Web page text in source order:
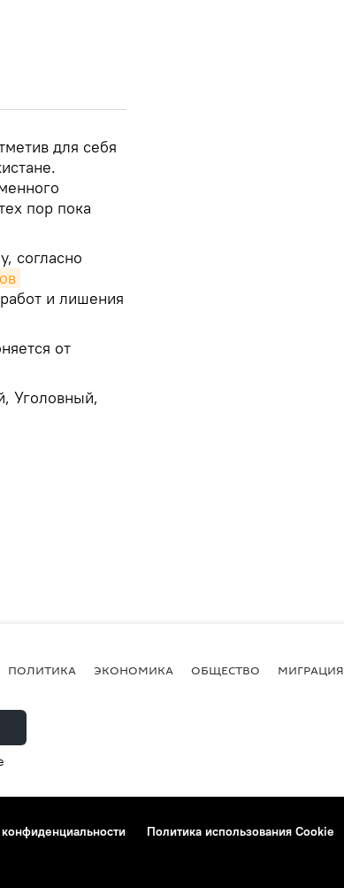
для себя
пор пока
согласно
и лишения
от
Уголовный,
ПОЛИТИКА ЭКОНОМИКА ОБЩЕСТВО МИГРАЦИЯ
Политика использования Cookie